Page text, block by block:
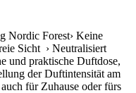
Nordic Forest› Keine
Sicht › Neutralisiert
und praktische Duftdose,
der Duftintensität am
für Zuhause oder fürs